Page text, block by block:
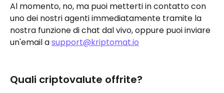
Al momento, no, ma puoi metterti in contatto con
uno dei nostri agenti immediatamente tramite la
nostra funzione di chat dal vivo, oppure puoi inviare
un'email a support@kriptomat.io
Quali criptovalute offrite?